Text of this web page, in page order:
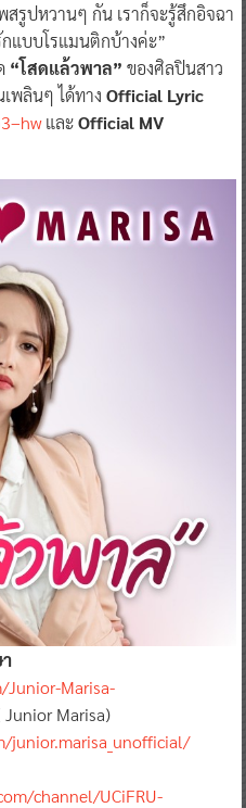
สรูปหวานๆ กัน เราก็จะรู้สึกอิจฉา
แบบโรแมนติกบ้างค่ะ”
“โสดแล้วพาล” ของศิลปินสาว
พลินๆ ได้ทาง Official Lyric
และOfficial MV
Junior-Marisa-
Marisa)
junior.marisa_unofficial/
channel/UCiFRU-